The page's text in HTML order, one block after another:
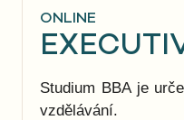
ONLINE
Studium BBA je
vzdělávání.